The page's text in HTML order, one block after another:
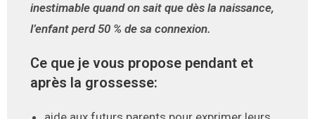
inestimable quand on sait que dès la naissance,
l’enfant perd 50 % de sa connexion.
Ce que je vous propose pendant et
après la grossesse: